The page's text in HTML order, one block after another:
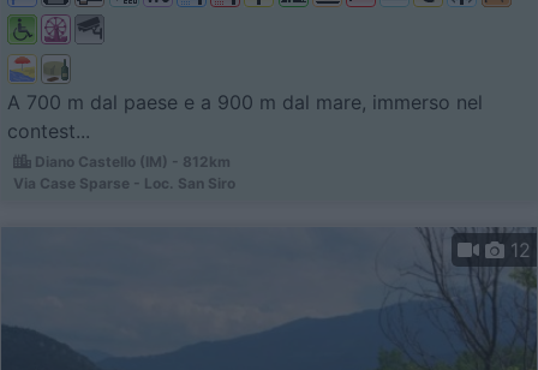
A 700 m dal paese e a 900 m dal mare, immerso nel
contest...
Diano Castello (IM) - 812km
Via Case Sparse - Loc. San Siro
12